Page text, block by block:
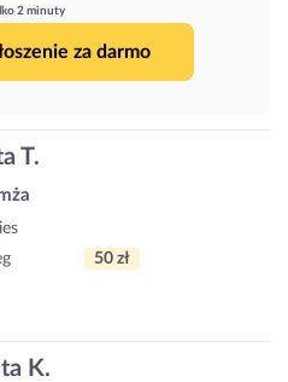
2 minuty
za darmo
T.
50 zł
K.